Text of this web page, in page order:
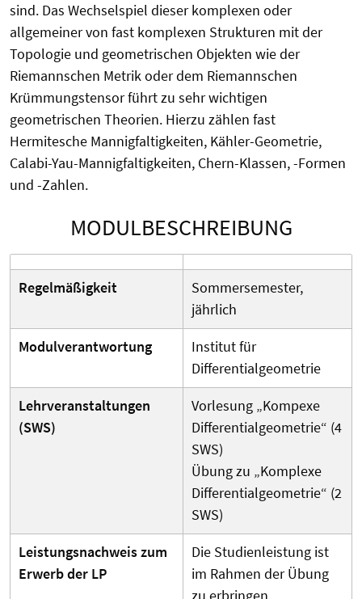
sind. Das Wechselspiel dieser komplexen oder
allgemeiner von fast komplexen Strukturen mit der
Topologie und geometrischen Objekten wie der
Riemannschen Metrik oder dem Riemannschen
Krümmungstensor führt zu sehr wichtigen
geometrischen Theorien. Hierzu zählen fast
Hermitesche Mannigfaltigkeiten, Kähler-Geometrie,
Calabi-Yau-Mannigfaltigkeiten, Chern-Klassen, -Formen
und -Zahlen.
MODULBESCHREIBUNG
Regelmäßigkeit
Sommersemester,
jährlich
Modulverantwortung
Institut für
Differentialgeometrie
Lehrveranstaltungen
(SWS)
Vorlesung „Kompexe
Differentialgeometrie“ (4
SWS)
Übung zu „Komplexe
Differentialgeometrie“ (2
SWS)
Leistungsnachweis zum
Erwerb der LP
Die Studienleistung ist
im Rahmen der Übung